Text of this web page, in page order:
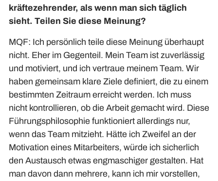
kräftezehrender, als wenn man sich täglich
sieht. Teilen Sie diese Meinung?
MQF: Ich persönlich teile diese Meinung überhaupt
nicht. Eher im Gegenteil. Mein Team ist zuverlässig
und motiviert, und ich vertraue meinem Team. Wir
haben gemeinsam klare Ziele definiert, die zu einem
bestimmten Zeitraum erreicht werden. Ich muss
nicht kontrollieren, ob die Arbeit gemacht wird. Diese
Führungsphilosophie funktioniert allerdings nur,
wenn das Team mitzieht. Hätte ich Zweifel an der
Motivation eines Mitarbeiters, würde ich sicherlich
den Austausch etwas engmaschiger gestalten. Hat
man davon dann mehrere, kann ich mir vorstellen,